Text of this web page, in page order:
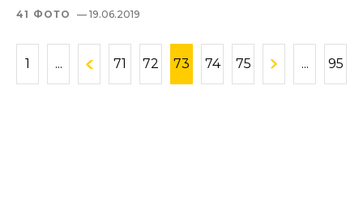
41 ФОТО — 19.06.2019
1 ... 71 72 73 74 75 ... 95